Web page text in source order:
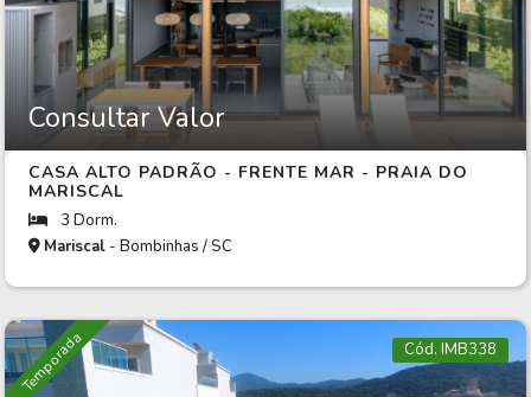
Consultar Valor
CASA ALTO PADRÃO - FRENTE MAR - PRAIA DO
MARISCAL
3 Dorm.
Mariscal - Bombinhas / SC
Temporada Cód. IMB338